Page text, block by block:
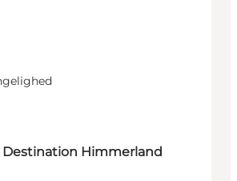
Destination Himmerland